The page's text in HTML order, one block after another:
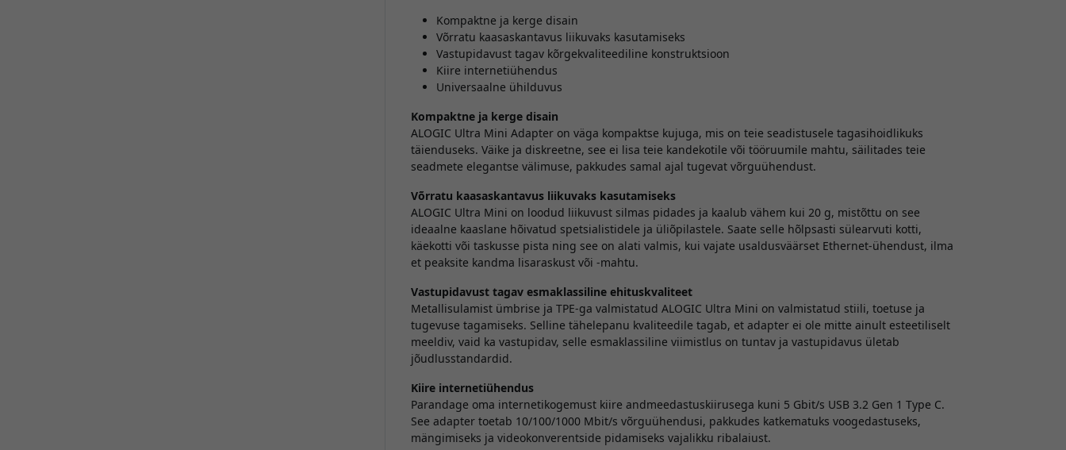
Kompaktne ja kerge disain
Võrratu kaasaskantavus liikuvaks kasutamiseks
Vastupidavust tagav kõrgekvaliteediline konstruktsioon
Kiire internetiühendus
Universaalne ühilduvus
Kompaktne ja kerge disain
ALOGIC Ultra Mini Adapter on väga kompaktse kujuga, mis on teie seadistusele tagasihoidlikuks
täienduseks. Väike ja diskreetne, see ei lisa teie kandekotile või tööruumile mahtu, säilitades teie
seadmete elegantse välimuse, pakkudes samal ajal tugevat võrguühendust.
Võrratu kaasaskantavus liikuvaks kasutamiseks
ALOGIC Ultra Mini on loodud liikuvust silmas pidades ja kaalub vähem kui 20 g, mistõttu on see
ideaalne kaaslane hõivatud spetsialistidele ja üliõpilastele. Saate selle hõlpsasti sülearvuti kotti,
käekotti või taskusse pista ning see on alati valmis, kui vajate usaldusväärset Ethernet-ühendust, ilma
et peaksite kandma lisaraskust või -mahtu.
Vastupidavust tagav esmaklassiline ehituskvaliteet
Metallisulamist ümbrise ja TPE-ga valmistatud ALOGIC Ultra Mini on valmistatud stiili, toetuse ja
tugevuse tagamiseks. Selline tähelepanu kvaliteedile tagab, et adapter ei ole mitte ainult esteetiliselt
meeldiv, vaid ka vastupidav, selle esmaklassiline viimistlus on tuntav ja vastupidavus ületab
jõudlusstandardid.
Kiire internetiühendus
Parandage oma internetikogemust kiire andmeedastuskiirusega kuni 5 Gbit/s USB 3.2 Gen 1 Type C.
See adapter toetab 10/100/1000 Mbit/s võrguühendusi, pakkudes katkematuks voogedastuseks,
mängimiseks ja videokonverentside pidamiseks vajalikku ribalaiust.